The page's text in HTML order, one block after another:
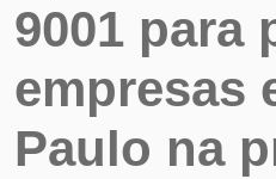
9001 para
empresas
Paulo na